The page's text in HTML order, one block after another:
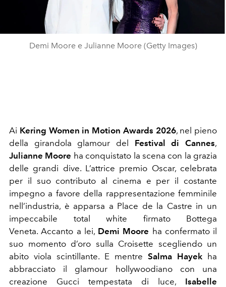
Demi Moore e Julianne Moore (Getty Images)
Ai Kering Women in Motion Awards 2026, nel pieno
della girandola glamour del Festival di Cannes,
Julianne Moore ha conquistato la scena con la grazia
delle grandi dive. L’attrice premio Oscar, celebrata
per il suo contributo al cinema e per il costante
impegno a favore della rappresentazione femminile
nell’industria, è apparsa a Place de la Castre in un
impeccabile total white firmato Bottega
Veneta. Accanto a lei, Demi Moore ha confermato il
suo momento d’oro sulla Croisette scegliendo un
abito viola scintillante. E mentre Salma Hayek ha
abbracciato il glamour hollywoodiano con una
creazione Gucci tempestata di luce, Isabelle